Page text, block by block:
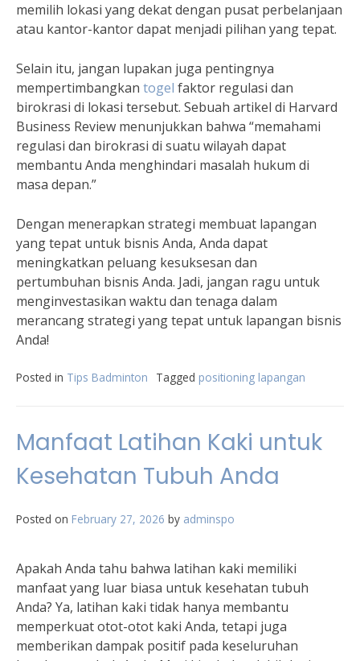
memilih lokasi yang dekat dengan pusat perbelanjaan
atau kantor-kantor dapat menjadi pilihan yang tepat.
Selain itu, jangan lupakan juga pentingnya
mempertimbangkan togel faktor regulasi dan
birokrasi di lokasi tersebut. Sebuah artikel di Harvard
Business Review menunjukkan bahwa “memahami
regulasi dan birokrasi di suatu wilayah dapat
membantu Anda menghindari masalah hukum di
masa depan.”
Dengan menerapkan strategi membuat lapangan
yang tepat untuk bisnis Anda, Anda dapat
meningkatkan peluang kesuksesan dan
pertumbuhan bisnis Anda. Jadi, jangan ragu untuk
menginvestasikan waktu dan tenaga dalam
merancang strategi yang tepat untuk lapangan bisnis
Anda!
Posted in Tips Badminton Tagged positioning lapangan
Manfaat Latihan Kaki untuk
Kesehatan Tubuh Anda
Posted on February 27, 2026 by adminspo
Apakah Anda tahu bahwa latihan kaki memiliki
manfaat yang luar biasa untuk kesehatan tubuh
Anda? Ya, latihan kaki tidak hanya membantu
memperkuat otot-otot kaki Anda, tetapi juga
memberikan dampak positif pada keseluruhan